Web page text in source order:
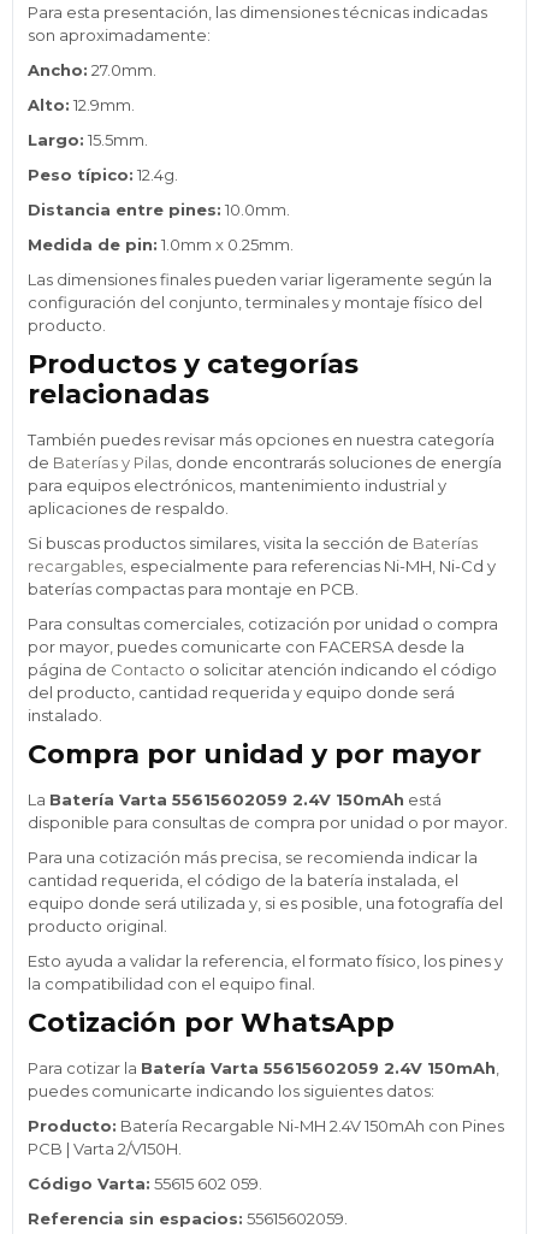
Para esta presentación, las dimensiones técnicas indicadas
son aproximadamente:
Ancho: 27.0mm.
Alto: 12.9mm.
Largo: 15.5mm.
Peso típico: 12.4g.
Distancia entre pines: 10.0mm.
Medida de pin: 1.0mm x 0.25mm.
Las dimensiones finales pueden variar ligeramente según la
configuración del conjunto, terminales y montaje físico del
producto.
Productos y categorías
relacionadas
También puedes revisar más opciones en nuestra categoría
de Baterías y Pilas , donde encontrarás soluciones de energía
para equipos electrónicos, mantenimiento industrial y
aplicaciones de respaldo.
Si buscas productos similares, visita la sección de Baterías
recargables , especialmente para referencias Ni-MH, Ni-Cd y
baterías compactas para montaje en PCB.
Para consultas comerciales, cotización por unidad o compra
por mayor, puedes comunicarte con FACERSA desde la
página de Contacto o solicitar atención indicando el código
del producto, cantidad requerida y equipo donde será
instalado.
Compra por unidad y por mayor
La Batería Varta 55615602059 2.4V 150mAh está
disponible para consultas de compra por unidad o por mayor.
Para una cotización más precisa, se recomienda indicar la
cantidad requerida, el código de la batería instalada, el
equipo donde será utilizada y, si es posible, una fotografía del
producto original.
Esto ayuda a validar la referencia, el formato físico, los pines y
la compatibilidad con el equipo final.
Cotización por WhatsApp
Para cotizar la Batería Varta 55615602059 2.4V 150mAh
puedes comunicarte indicando los siguientes datos:
Producto: Batería Recargable Ni-MH 2.4V 150mAh con Pines
PCB | Varta 2/V150H.
Código Varta: 55615 602 059.
Referencia sin espacios: 55615602059.